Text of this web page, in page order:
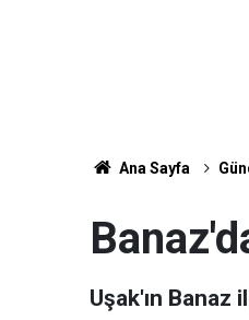
Ana Sayfa
Uşak'ın